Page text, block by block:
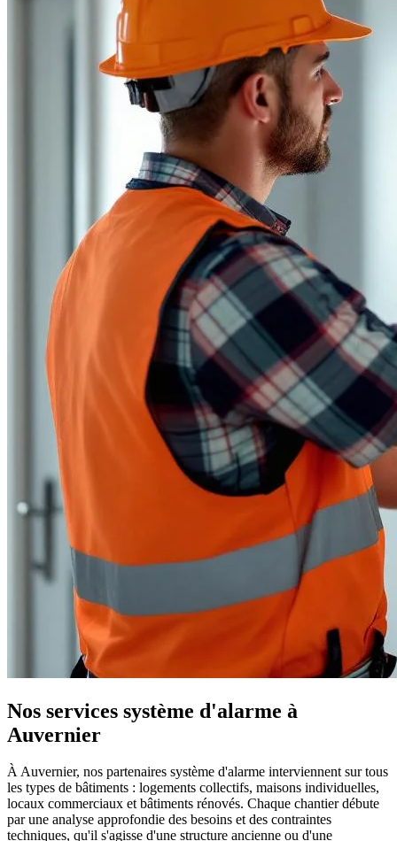
Nos services système d'alarme à
Auvernier
À Auvernier, nos partenaires système d'alarme interviennent sur tous
les types de bâtiments : logements collectifs, maisons individuelles,
locaux commerciaux et bâtiments rénovés. Chaque chantier débute
par une analyse approfondie des besoins et des contraintes
techniques, qu'il s'agisse d'une structure ancienne ou d'une